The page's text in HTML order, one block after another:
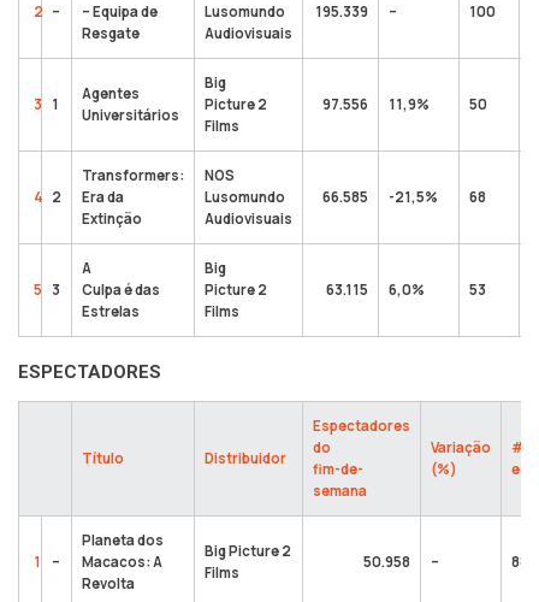
2 –
– Equipa de
Resgate
Lusomundo
Audiovisuais
195.339 – 100
3 1
Agentes
Universitários
Big
Picture 2
Films
97.556 11,9% 50
4 2
Transformers:
Era da
Extinção
NOS
Lusomundo
Audiovisuais
66.585 -21,5% 68
5 3
A
Culpa é das
Estrelas
Big
Picture 2
Films
63.115 6,0% 53
ESPECTADORES
Título Distribuidor
Espectadores
do
fim-de-
semana
Variação
(%)
#
1 –
Planeta dos
Macacos: A
Revolta
Big Picture 2
Films
50.958 – 88